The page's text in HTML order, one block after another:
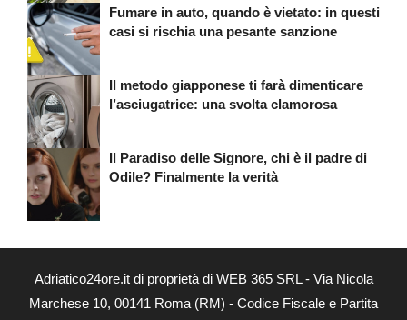
Fumare in auto, quando è vietato: in questi
casi si rischia una pesante sanzione
Il metodo giapponese ti farà dimenticare
l’asciugatrice: una svolta clamorosa
Il Paradiso delle Signore, chi è il padre di
Odile? Finalmente la verità
Adriatico24ore.it di proprietà di WEB 365 SRL - Via Nicola
Marchese 10, 00141 Roma (RM) - Codice Fiscale e Partita